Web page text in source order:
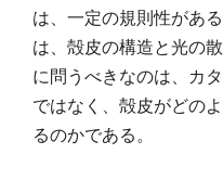
は、一定の規則性があ
は、殻皮の構造と光の
に問うべきなのは、カ
ではなく、殻皮がどの
るのかである。